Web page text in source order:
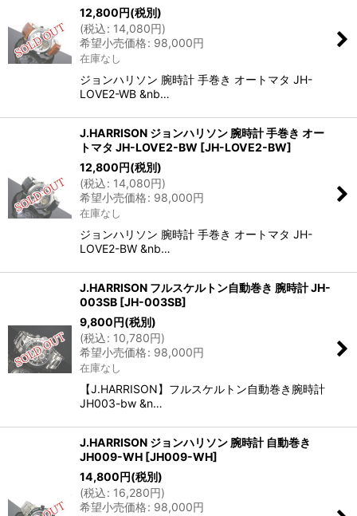
12,800円(税別)
(税込: 14,080円)
希望小売価格: 98,000円
在庫なし
ジョンハリソン 腕時計 手巻き オートマタ JH-
LOVE2-WB &nb…
J.HARRISON ジョンハリソン 腕時計 手巻き オー
トマタ JH-LOVE2-BW [JH-LOVE2-BW]
12,800円(税別)
(税込: 14,080円)
希望小売価格: 98,000円
在庫なし
ジョンハリソン 腕時計 手巻き オートマタ JH-
LOVE2-BW &nb…
J.HARRISON フルスケルトン自動巻き 腕時計 JH-
003SB [JH-003SB]
9,800円(税別)
(税込: 10,780円)
希望小売価格: 98,000円
在庫なし
【J.HARRISON】フルスケルトン自動巻き腕時計
JH003-bw &n…
J.HARRISON ジョンハリソン 腕時計 自動巻き
JH009-WH [JH009-WH]
14,800円(税別)
(税込: 16,280円)
希望小売価格: 98,000円